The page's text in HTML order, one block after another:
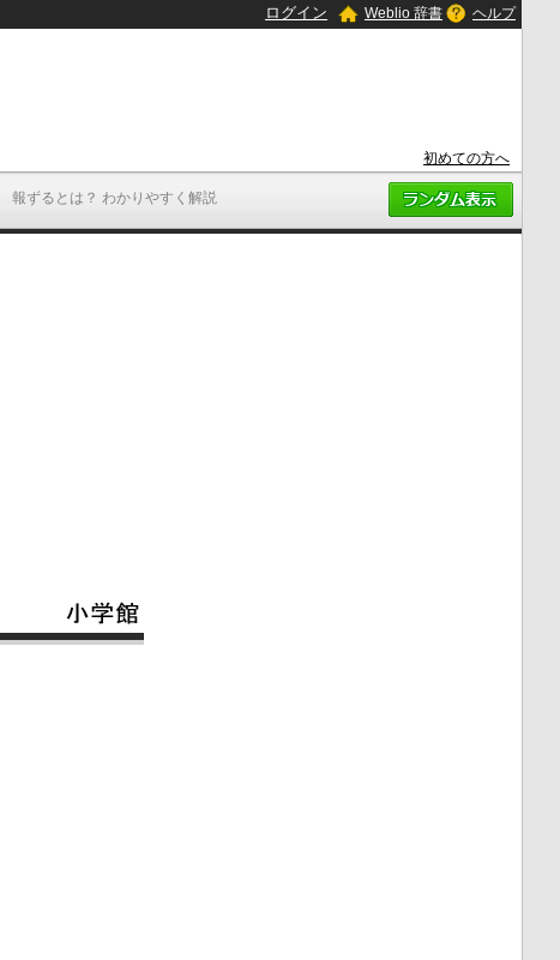
報ずるとは？ わかりやすく解説
ログイン Weblio 辞書 ヘルプ
初めての方へ